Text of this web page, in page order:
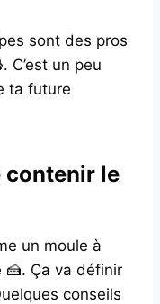
sont des pros
C’est un peu
ta future
contenir le
un moule à
Ça va définir
conseils